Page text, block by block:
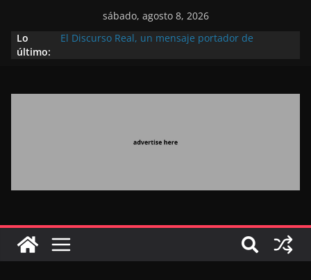
sábado, agosto 8, 2026
Lo
último:
El Discurso Real, un mensaje portador de
Extranjero: al servicio de los grandes proyectos de
Marruecos gracias a una visión estratégica
destinada a consolidar la posición de Marruecos
en una economía mundial competitiva (politólogo
marroquí-estadounidense)